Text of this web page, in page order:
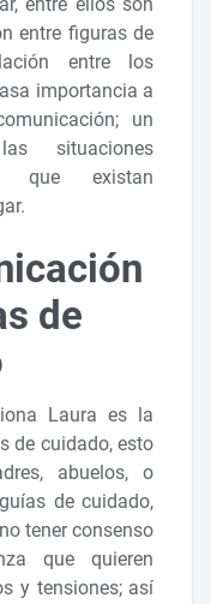
entre ellos son
entre figuras de
entre los
importancia a
un
situaciones
que existan
de
Laura es la
de cuidado, esto
abuelos, o
de cuidado,
tener consenso
que quieren
y tensiones; así